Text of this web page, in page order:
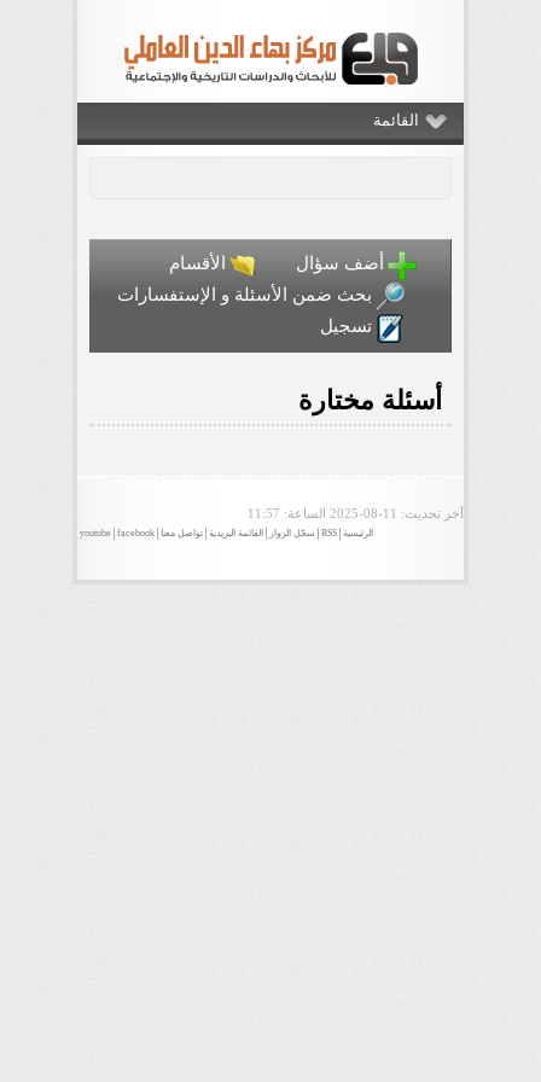
القائمة
أضف سؤال
الأقسام
بحث ضمن الأسئلة و الإستفسارات
تسجيل
أسئلة مختارة
آخر تحديث: 2025-08-11 الساعة: 11:57
youtube facebook تواصل معنا القائمة البريدية سجّل الزوار RSS الرئيسية